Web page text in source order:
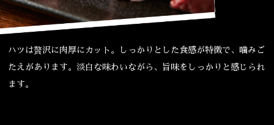
ハツは贅沢に肉厚にカット。しっかりとした食感が特徴で、噛みご
たえがあります。淡白な味わいながら、旨味をしっかりと感じられ
ます。